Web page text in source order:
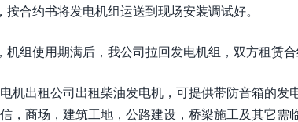
约书将发电机组运送到现场安装调试好。
使用期满后，我公司拉回发电机组，双方租赁合
出租公司出租柴油发电机，可提供带防音箱的发
，商场，建筑工地，公路建设，桥梁施工及其它